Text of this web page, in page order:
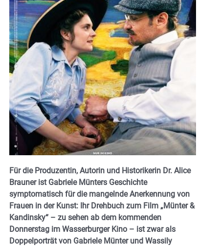
Für die Produzentin, Autorin und Historikerin Dr. Alice
Brauner ist Gabriele Münters Geschichte
symptomatisch für die mangelnde Anerkennung von
Frauen in der Kunst: Ihr Drehbuch zum Film „Münter &
Kandinsky“ – zu sehen ab dem kommenden
Donnerstag im Wasserburger Kino – ist zwar als
Doppelporträt von Gabriele Münter und Wassily